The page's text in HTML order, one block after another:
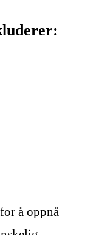
å oppnå